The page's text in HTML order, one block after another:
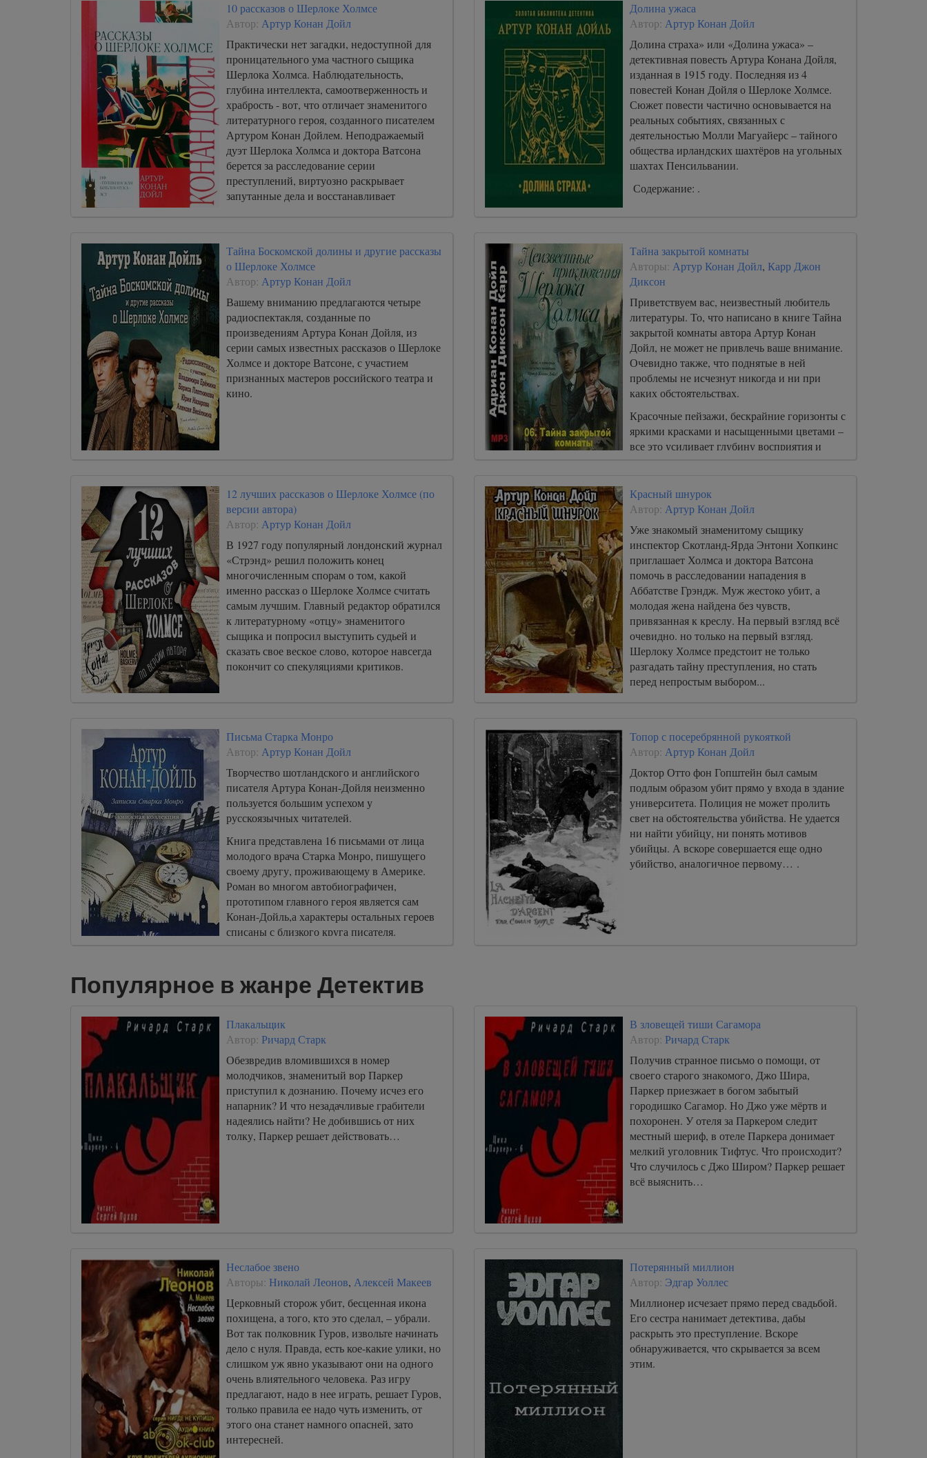
10 рассказов о Шерлоке Холмсе
Автор: Артур Конан Дойл
Практически нет загадки, недоступной для
проницательного ума частного сыщика
Шерлока Холмса. Наблюдательность,
глубина интеллекта, самоотверженность и
храбрость - вот, что отличает знаменитого
литературного героя, созданного писателем
Артуром Конан Дойлем. Неподражаемый
дуэт Шерлока Холмса и доктора Ватсона
берется за расследование серии
преступлений, виртуозно раскрывает
запутанные дела и восстанавливает
Долина ужаса
Автор: Артур Конан Дойл
Долина страха» или «Долина ужаса» –
детективная повесть Артура Конана Дойля,
изданная в 1915 году. Последняя из 4
повестей Конан Дойля о Шерлоке Холмсе.
Сюжет повести частично основывается на
реальных событиях, связанных с
деятельностью Молли Магуайерс – тайного
общества ирландских шахтёров на угольных
шахтах Пенсильвании.
Содержание: .
Тайна Боскомской долины и другие рассказы
о Шерлоке Холмсе
Автор: Артур Конан Дойл
Вашему вниманию предлагаются четыре
радиоспектакля, созданные по
произведениям Артура Конан Дойля, из
серии самых известных рассказов о Шерлоке
Холмсе и докторе Ватсоне, с участием
признанных мастеров российского театра и
кино.
Тайна закрытой комнаты
Авторы: Артур Конан Дойл, Карр Джон
Диксон
Приветствуем вас, неизвестный любитель
литературы. То, что написано в книге Тайна
закрытой комнаты автора Артур Конан
Дойл, не может не привлечь ваше внимание.
Очевидно также, что поднятые в ней
проблемы не исчезнут никогда и ни при
каких обстоятельствах.
Красочные пейзажи, бескрайние горизонты с
яркими красками и насыщенными цветами –
все это усиливает глубину восприятия и
12 лучших рассказов о Шерлоке Холмсе (по
версии автора)
Автор: Артур Конан Дойл
В 1927 году популярный лондонский журнал
«Стрэнд» решил положить конец
многочисленным спорам о том, какой
именно рассказ о Шерлоке Холмсе считать
самым лучшим. Главный редактор обратился
к литературному «отцу» знаменитого
сыщика и попросил выступить судьей и
сказать свое веское слово, которое навсегда
покончит со спекуляциями критиков.
Красный шнурок
Автор: Артур Конан Дойл
Уже знакомый знаменитому сыщику
инспектор Скотланд-Ярда Энтони Хопкинс
приглашает Холмса и доктора Ватсона
помочь в расследовании нападения в
Аббатстве Грэндж. Муж жестоко убит, а
молодая жена найдена без чувств,
привязанная к креслу. На первый взгляд всё
очевидно. но только на первый взгляд.
Шерлоку Холмсе предстоит не только
разгадать тайну преступления, но стать
перед непростым выбором...
Письма Старка Монро
Автор: Артур Конан Дойл
Творчество шотландского и английского
писателя Артура Конан-Дойля неизменно
пользуется большим успехом у
русскоязычных читателей.
Книга представлена 16 письмами от лица
молодого врача Старка Монро, пишущего
своему другу, проживающему в Америке.
Роман во многом автобиографичен,
прототипом главного героя является сам
Конан-Дойль,а характеры остальных героев
списаны с близкого круга писателя.
Топор с посеребрянной рукояткой
Автор: Артур Конан Дойл
Доктор Отто фон Гопштейн был самым
подлым образом убит прямо у входа в здание
университета. Полиция не может пролить
свет на обстоятельства убийства. Не удается
ни найти убийцу, ни понять мотивов
убийцы. А вскоре совершается еще одно
убийство, аналогичное первому… .
Популярное в жанре Детектив
Плакальщик
Автор: Ричард Старк
Обезвредив вломившихся в номер
молодчиков, знаменитый вор Паркер
приступил к дознанию. Почему исчез его
напарник? И что незадачливые грабители
надеялись найти? Не добившись от них
толку, Паркер решает действовать…
В зловещей тиши Сагамора
Автор: Ричард Старк
Получив странное письмо о помощи, от
своего старого знакомого, Джо Шира,
Паркер приезжает в богом забытый
городишко Сагамор. Но Джо уже мёртв и
похоронен. У отеля за Паркером следит
местный шериф, в отеле Паркера донимает
мелкий уголовник Тифтус. Что происходит?
Что случилось с Джо Широм? Паркер решает
всё выяснить…
Неслабое звено
Авторы: Николай Леонов, Алексей Макеев
Церковный сторож убит, бесценная икона
похищена, а того, кто это сделал, – убрали.
Вот так полковник Гуров, извольте начинать
дело с нуля. Правда, есть кое-какие улики, но
слишком уж явно указывают они на одного
очень влиятельного человека. Раз игру
предлагают, надо в нее играть, решает Гуров,
только правила ее надо чуть изменить, от
этого она станет намного опасней, зато
интересней.
Потерянный миллион
Автор: Эдгар Уоллес
Миллионер исчезает прямо перед свадьбой.
Его сестра нанимает детектива, дабы
раскрыть это преступление. Вскоре
обнаруживается, что скрывается за всем
этим.